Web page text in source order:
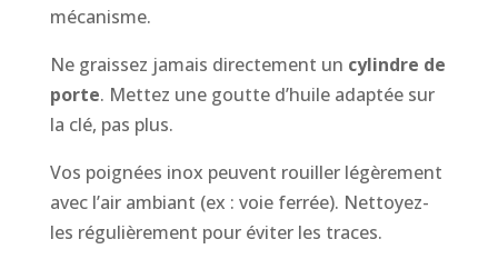
mécanisme.
Ne graissez jamais directement un cylindre de
porte. Mettez une goutte d’huile adaptée sur
la clé, pas plus.
Vos poignées inox peuvent rouiller légèrement
avec l’air ambiant (ex : voie ferrée). Nettoyez-
les régulièrement pour éviter les traces.